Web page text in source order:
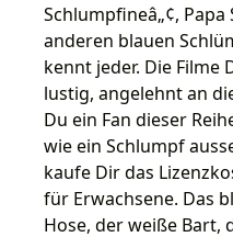
Schlumpfineâ„¢,
anderen blauen
kennt jeder. Die Filme
lustig, angelehnt an
Du ein Fan dieser
wie ein Schlumpf
kaufe Dir das
für Erwachsene. Das
Hose, der weiße Bart,